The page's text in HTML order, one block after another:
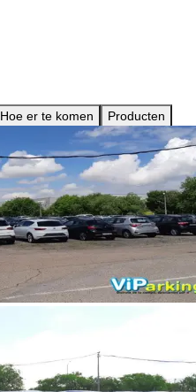
Hoe er te komen Producten